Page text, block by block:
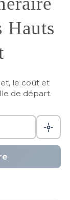
Hauts
le coût et
de départ.